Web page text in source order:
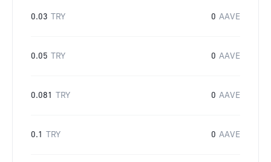
0.03 TRY 0 AAVE
0.05 TRY 0 AAVE
0.081 TRY 0 AAVE
0.1 TRY 0 AAVE